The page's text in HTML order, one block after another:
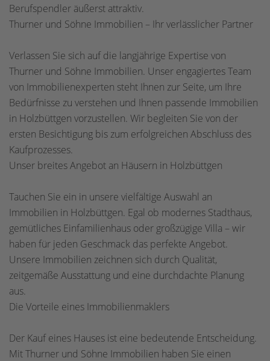
Berufspendler äußerst attraktiv.
Thurner und Söhne Immobilien – Ihr verlässlicher Partner
Verlassen Sie sich auf die langjährige Expertise von
Thurner und Söhne Immobilien. Unser engagiertes Team
von Immobilienexperten steht Ihnen zur Seite, um Ihre
Bedürfnisse zu verstehen und Ihnen passende Immobilien
in Holzbüttgen vorzustellen. Wir begleiten Sie von der
ersten Besichtigung bis zum erfolgreichen Abschluss des
Kaufprozesses.
Unser breites Angebot an Häusern in Holzbüttgen
Tauchen Sie ein in unsere vielfältige Auswahl an
Immobilien in Holzbüttgen. Egal ob modernes Stadthaus,
gemütliches Einfamilienhaus oder großzügige Villa – wir
haben für jeden Geschmack das perfekte Angebot.
Unsere Immobilien zeichnen sich durch Qualität,
zeitgemäße Ausstattung und eine durchdachte Planung
aus.
Die Vorteile eines Immobilienmaklers
Der Kauf eines Hauses ist eine bedeutende Entscheidung.
Mit Thurner und Söhne Immobilien haben Sie einen